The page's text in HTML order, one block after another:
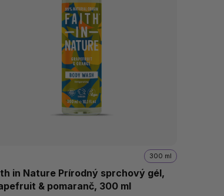
in Nature Prírodný sprchový gél,
& pomaranč, 300 ml
300 ml